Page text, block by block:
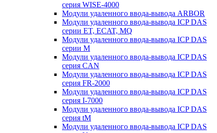
серия WISE-4000
Модули удаленного ввода-вывода ARBOR
Модули удаленного ввода-вывода ICP DAS
серии ET, ECAT, MQ
Модули удаленного ввода-вывода ICP DAS
серии M
Модули удаленного ввода-вывода ICP DAS
серия CAN
Модули удаленного ввода-вывода ICP DAS
серия FR-2000
Модули удаленного ввода-вывода ICP DAS
серия I-7000
Модули удаленного ввода-вывода ICP DAS
серия tM
Модули удаленного ввода-вывода ICP DAS